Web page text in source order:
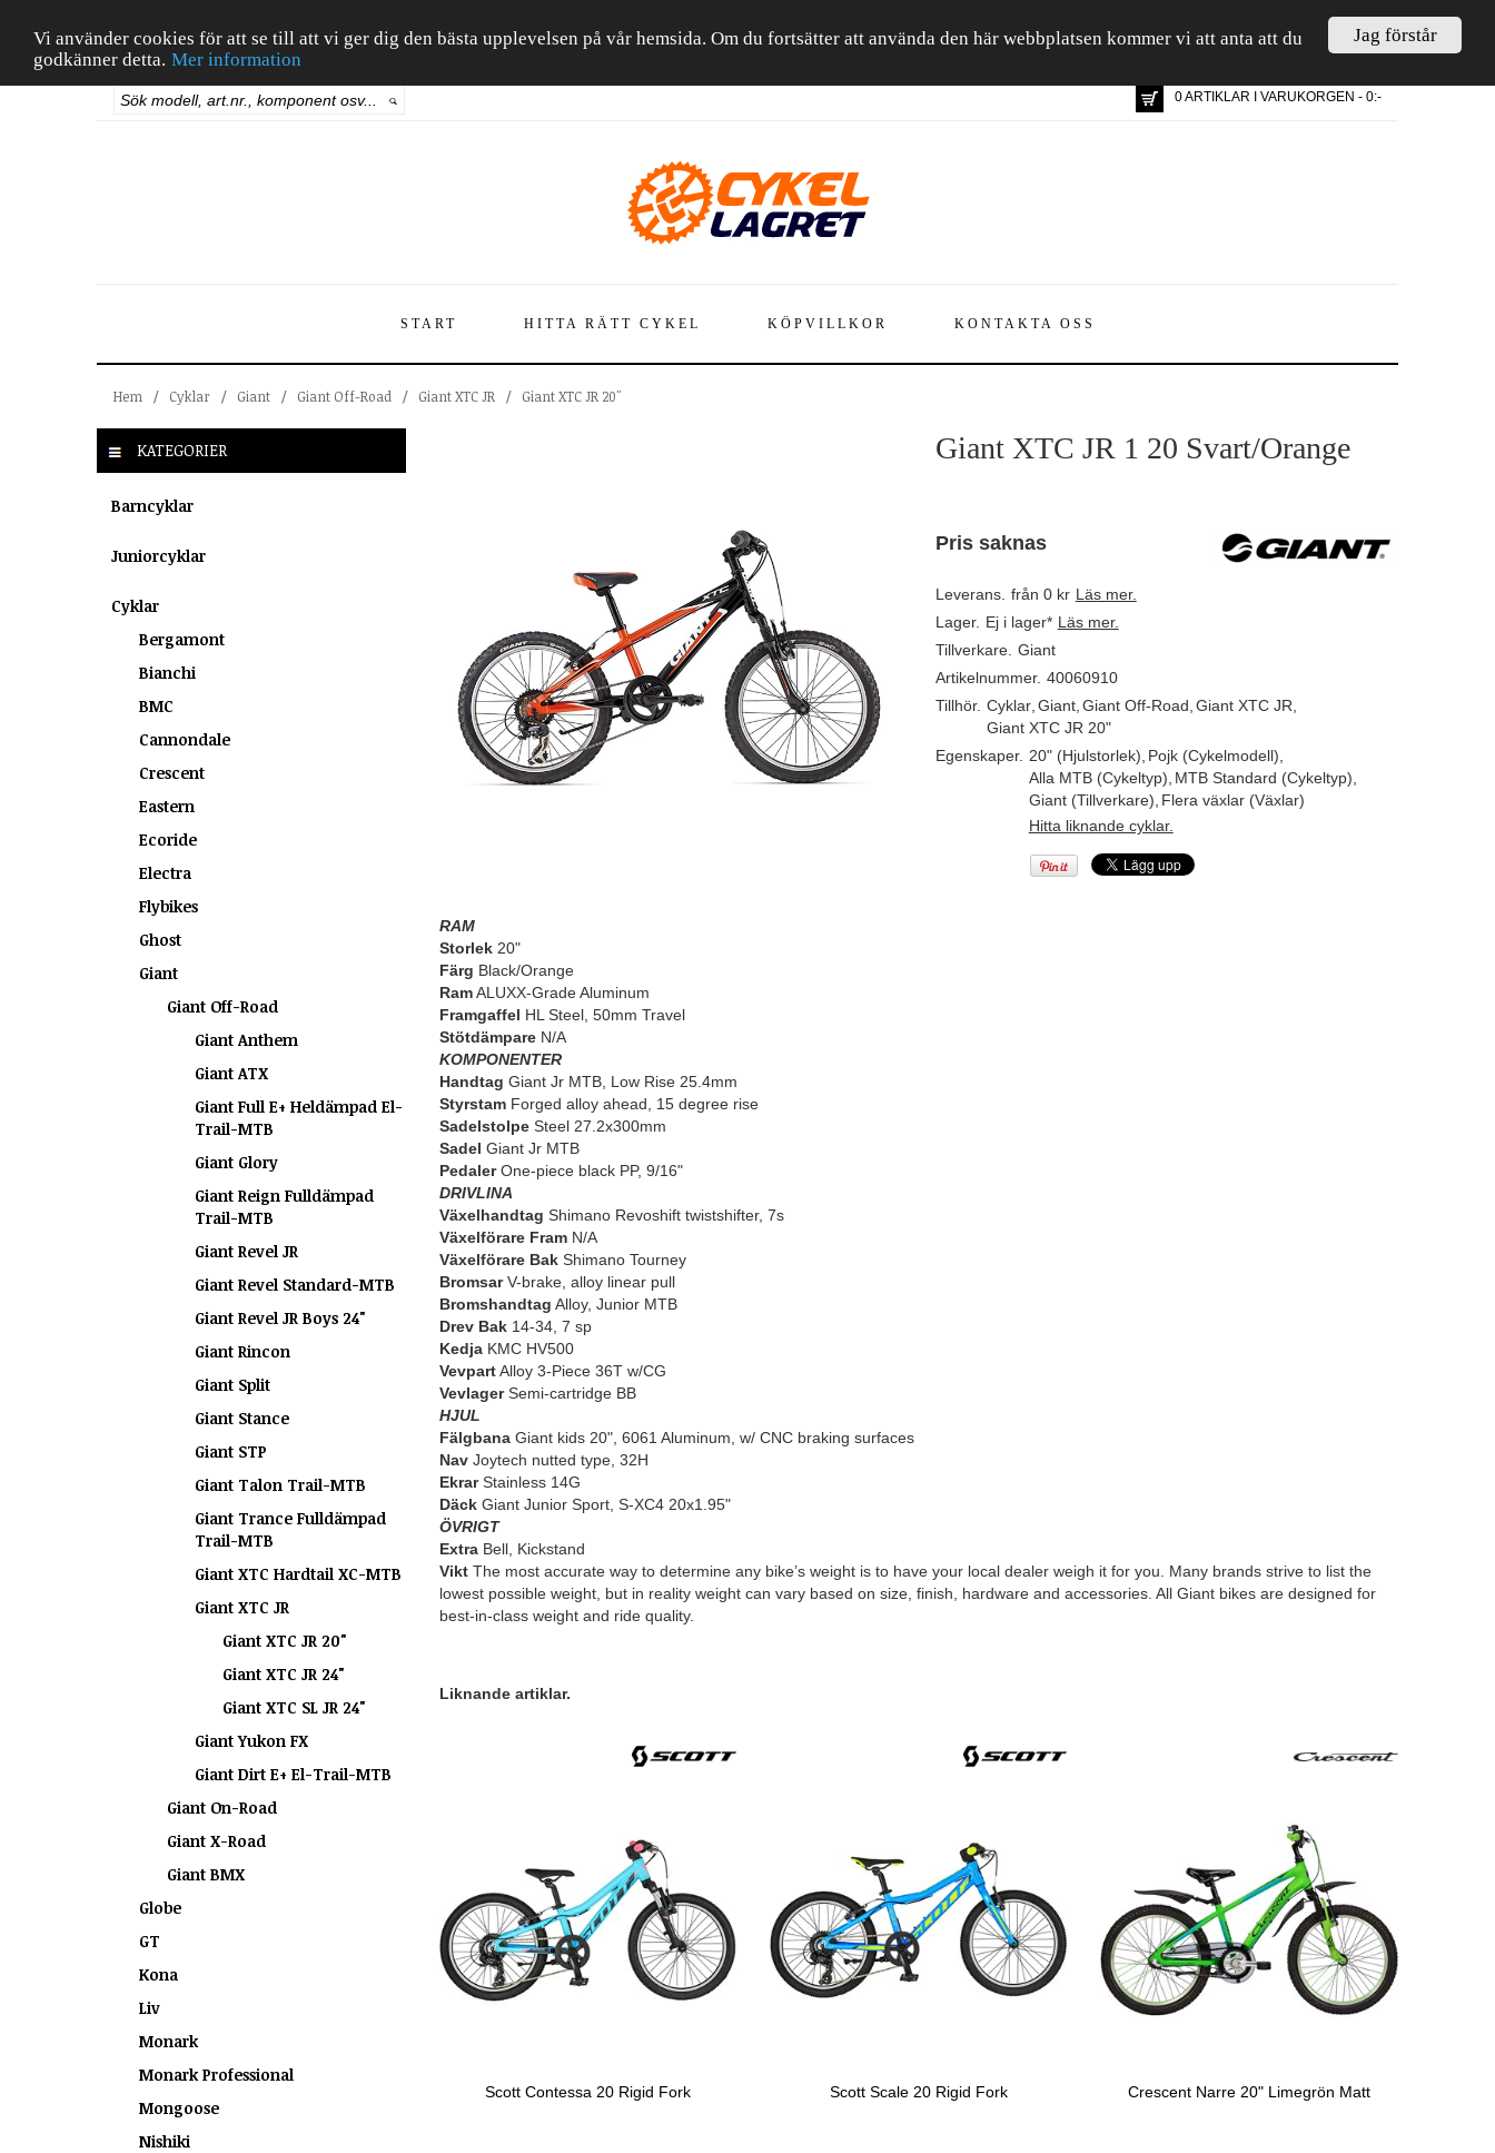
Jag förstår
Vi använder cookies för att se till att vi ger dig den bästa upplevelsen på vår hemsida. Om du fortsätter att använda den här webbplatsen kommer vi att anta att du
godkänner detta. Mer information
0 ARTIKLAR I VARUKORGEN - 0:-
START HITTA RÄTT CYKEL KÖPVILLKOR KONTAKTA OSS
Hem / Cyklar / Giant / Giant Off-Road / Giant XTC JR / Giant XTC JR 20"
KATEGORIER
Barncyklar
Juniorcyklar
Cyklar
Bergamont
Bianchi
BMC
Cannondale
Crescent
Eastern
Ecoride
Electra
Flybikes
Ghost
Giant
Giant Off-Road
Giant Anthem
Giant ATX
Giant Full E+ Heldämpad El-
Trail-MTB
Giant Glory
Giant Reign Fulldämpad
Trail-MTB
Giant Revel JR
Giant Revel Standard-MTB
Giant Revel JR Boys 24"
Giant Rincon
Giant Split
Giant Stance
Giant STP
Giant Talon Trail-MTB
Giant Trance Fulldämpad
Trail-MTB
Giant XTC Hardtail XC-MTB
Giant XTC JR
Giant XTC JR 20"
Giant XTC JR 24"
Giant XTC SL JR 24"
Giant Yukon FX
Giant Dirt E+ El-Trail-MTB
Giant On-Road
Giant X-Road
Giant BMX
Globe
GT
Kona
Liv
Monark
Monark Professional
Mongoose
Nishiki
Giant XTC JR 1 20 Svart/Orange
Pris saknas
Leverans. från 0 kr Läs mer.
Lager. Ej i lager* Läs mer.
Tillverkare. Giant
Artikelnummer. 40060910
Tillhör. Cyklar, Giant, Giant Off-Road Giant XTC JR
Giant XTC JR 20"
Egenskaper. 20" (Hjulstorlek) Pojk (Cykelmodell)
Alla MTB (Cykeltyp) MTB Standard (Cykeltyp)
Giant (Tillverkare) Flera växlar (Växlar)
Hitta liknande cyklar.
RAM
Storlek20"
Färg Black/Orange
RamALUXX-Grade Aluminum
Framgaffel HL Steel, 50mm Travel
StötdämpareN/A
KOMPONENTER
Handtag Giant Jr MTB, Low Rise 25.4mm
StyrstamForged alloy ahead, 15 degree rise
SadelstolpeSteel 27.2x300mm
Sadel Giant Jr MTB
PedalerOne-piece black PP, 9/16"
DRIVLINA
Växelhandtag Shimano Revoshift twistshifter, 7s
Växelförare FramN/A
Växelförare BakShimano Tourney
BromsarV-brake, alloy linear pull
Bromshandtag Alloy, Junior MTB
Drev Bak14-34, 7 sp
KedjaKMC HV500
VevpartAlloy 3-Piece 36T w/CG
VevlagerSemi-cartridge BB
HJUL
FälgbanaGiant kids 20", 6061 Aluminum, w/ CNC braking surfaces
NavJoytech nutted type, 32H
EkrarStainless 14G
DäckGiant Junior Sport, S-XC4 20x1.95"
ÖVRIGT
ExtraBell, Kickstand
ViktThe most accurate way to determine any bike’s weight is to have your local dealer weigh it for you. Many brands strive to list the
lowest possible weight, but in reality weight can vary based on size, finish, hardware and accessories. All Giant bikes are designed for
best-in-class weight and ride quality.
Liknande artiklar.
Scott Contessa 20 Rigid Fork Scott Scale 20 Rigid Fork Crescent Narre 20" Limegrön Matt